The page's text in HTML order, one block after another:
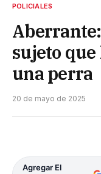
POLICIALES
sujeto
una perra
20 de mayo de 2025
Agregar El